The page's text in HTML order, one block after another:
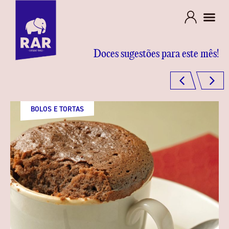
BOLOS E TORTAS
SOBREMESAS
SOBREMESAS
DOCES TRADICIONAIS
BOLOS E TORTAS
Doces sugestões para este mês!